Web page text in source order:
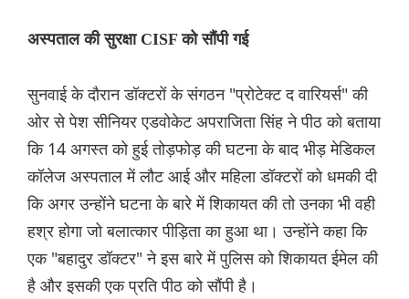
अस्पताल की सुरक्षा CISF को सौंपी गई
सुनवाई के दौरान डॉक्टरों के संगठन "प्रोटेक्ट द वारियर्स" की
ओर से पेश सीनियर एडवोकेट अपराजिता सिंह ने पीठ को बताया
कि 14 अगस्त को हुई तोड़फोड़ की घटना के बाद भीड़ मेडिकल
कॉलेज अस्पताल में लौट आई और महिला डॉक्टरों को धमकी दी
कि अगर उन्होंने घटना के बारे में शिकायत की तो उनका भी वही
हश्र होगा जो बलात्कार पीड़िता का हुआ था। उन्होंने कहा कि
एक "बहादुर डॉक्टर" ने इस बारे में पुलिस को शिकायत ईमेल की
है और इसकी एक प्रति पीठ को सौंपी है।